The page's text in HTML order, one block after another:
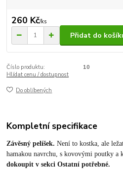
260 Kč/ks
Přidat do
Číslo produktu:
10
Hlídat cenu / dostupnost
Do oblíbených
Kompletní specifikace
Závěsný pelíšek. Není to kostka, ale
hamakou navrchu, s kovovými poutky a
dokoupit v sekci Ostatní potřebné.